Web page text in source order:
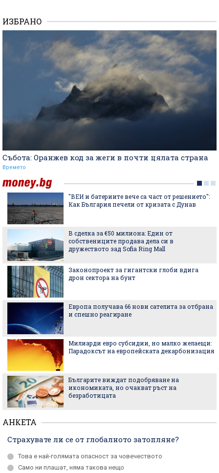
ИЗБРАНО
Събота: Оранжев код за жеги в почти цялата страна
Времето
"ВЕИ и батериите вече са част от решението":
Как България печели от кризата с Дунав
В сделка за €50 милиона: Един от
собствениците продава дела си в
дружеството зад Sofia Ring Mall
Законопроект за гигантски глоби вдига
дрон сектора на бунт
Европа получава 66 нови сателита за отбрана
и спешно реагиране
Милиарди евро субсидии, но малко желаещи:
Парадоксът на европейската декарбонизация
Българите виждат подобряване на
икономиката, но очакват ръст на
безработицата
АНКЕТА
Страхувате ли се от глобалното затопляне?
Това е най-голямата опасност за човечеството
Само ни плашат, няма такова нещо